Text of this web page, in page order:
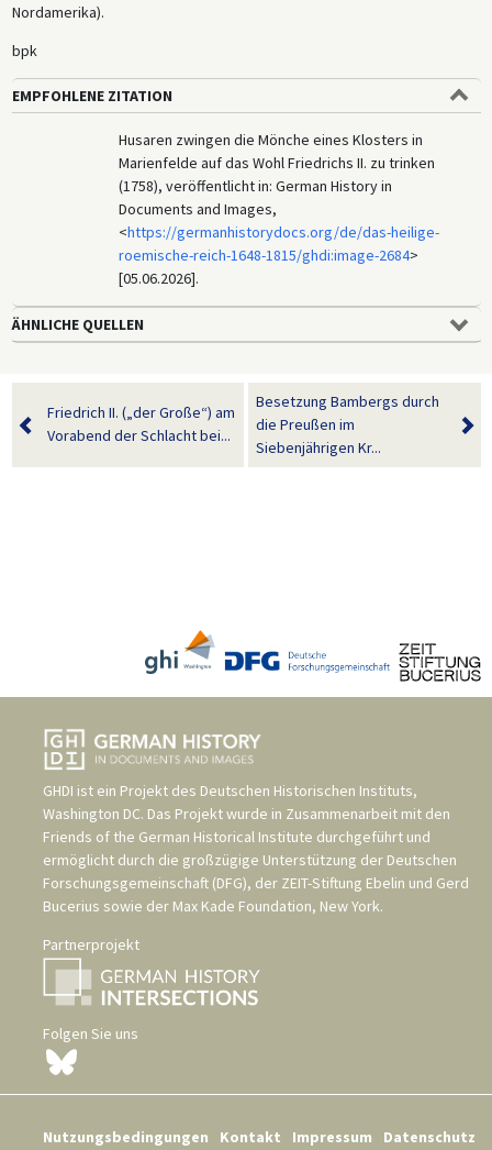
Nordamerika).
bpk
EMPFOHLENE ZITATION
Husaren zwingen die Mönche eines Klosters in
Marienfelde auf das Wohl Friedrichs II. zu trinken
(1758), veröffentlicht in: German History in
Documents and Images,
<https://germanhistorydocs.org/de/das-heilige-
roemische-reich-1648-1815/ghdi:image-2684>
[05.06.2026].
ÄHNLICHE QUELLEN
Friedrich II. („der Große“) am
Vorabend der Schlacht bei...
Besetzung Bambergs durch
die Preußen im
Siebenjährigen Kr...
GHDI ist ein Projekt des Deutschen Historischen Instituts,
Washington DC. Das Projekt wurde in Zusammenarbeit mit den
Friends of the German Historical Institute durchgeführt und
ermöglicht durch die großzügige Unterstützung der Deutschen
Forschungsgemeinschaft (DFG), der ZEIT-Stiftung Ebelin und Gerd
Bucerius sowie der Max Kade Foundation, New York.
Partnerprojekt
Folgen Sie uns
Nutzungsbedingungen Kontakt Impressum Datenschutz